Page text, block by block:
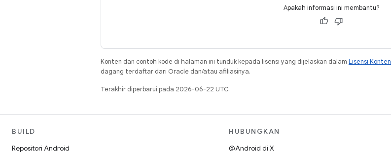
Apakah informasi ini membantu?
Konten dan contoh kode di halaman ini tunduk kepada lisensi yang dijelaskan dalam Lisensi Konten
dagang terdaftar dari Oracle dan/atau afiliasinya.
Terakhir diperbarui pada 2026-06-22 UTC.
BUILD
Repositori Android
HUBUNGKAN
@Android di X